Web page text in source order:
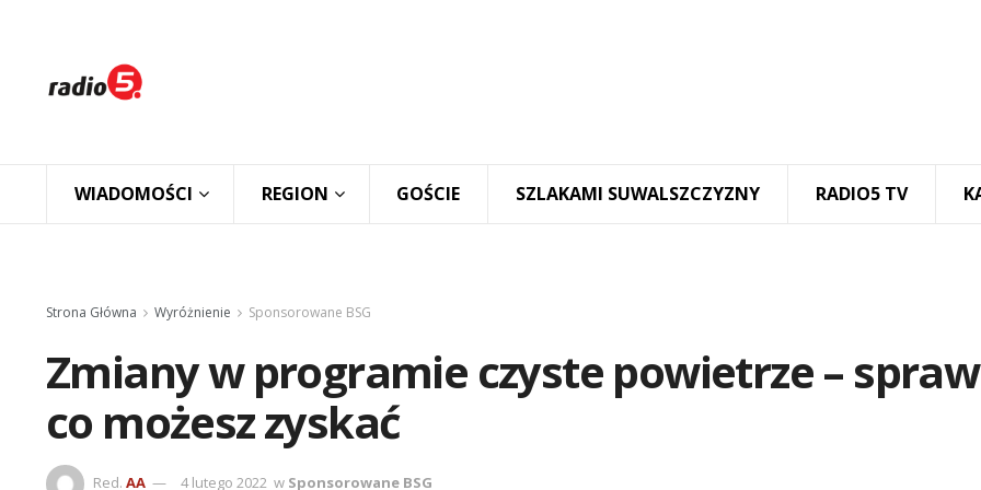
WIADOMOŚCI REGION GOŚCIE SZLAKAMI SUWALSZCZYZNY RADIO5 TV
Strona Główna Wyróżnienie Sponsorowane BSG
Zmiany w programie czyste powietrze –
co możesz zyskać
Red. AA 4 lutego 2022 w Sponsorowane BSG